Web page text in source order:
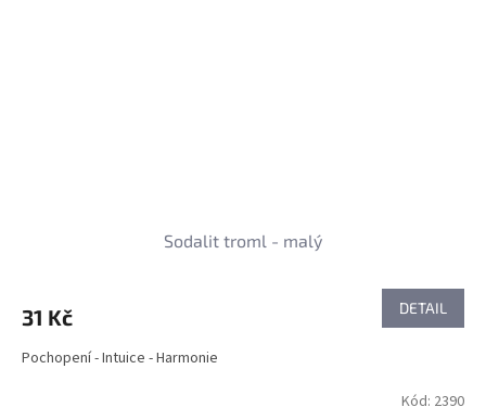
Sodalit troml - malý
31 Kč DETAIL
Pochopení - Intuice - Harmonie
Kód: 2390